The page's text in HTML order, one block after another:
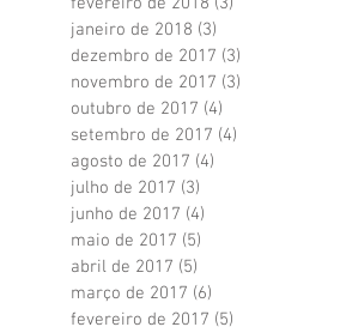
janeiro de 2018 (3)
dezembro de 2017 (3)
novembro de 2017 (3)
outubro de 2017 (4)
setembro de 2017 (4)
agosto de 2017 (4)
julho de 2017 (3)
junho de 2017 (4)
maio de 2017 (5)
abril de 2017 (5)
março de 2017 (6)
fevereiro de 2017 (5)